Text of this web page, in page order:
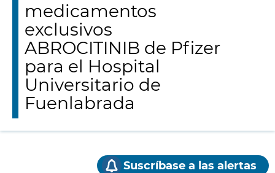
medicamentos
exclusivos
ABROCITINIB de Pfizer
para el Hospital
Universitario de
Fuenlabrada
Suscríbase a las alertas